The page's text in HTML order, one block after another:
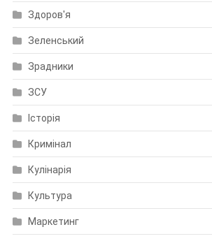
Здоров'я
Зеленський
Зрадники
ЗСУ
Історія
Кримінал
Кулінарія
Культура
Маркетинг